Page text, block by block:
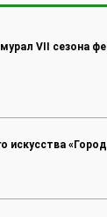
VII сезона
искусства «Город